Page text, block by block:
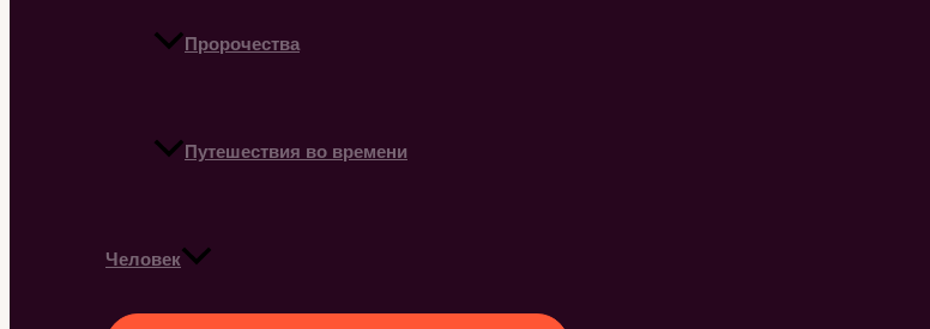
Пророчества
Путешествия во времени
Человек